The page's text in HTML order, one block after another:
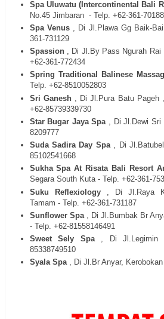
Spa Uluwatu (Intercontinental Bali
No.45 Jimbaran - Telp. +62-361-
Spa Venus
, Di Jl.Plawa Gg Baik-
361-731129
Spassion , Di Jl.By Pass Ngurah Rai
+62-361-772434
Spring Traditional Balinese
Telp. +62-8510052803
Sri Ganesh
, Di Jl.Pura Batu Pageh
+62-85739339730
Star Bugar Jaya Spa
, Di Jl.Dewi
8209777
Suda Sadira Day Spa , Di
85102541668
Sukha Spa At Risata Bali Resort
Segara South Kuta - Telp. +62-361-
Suku Reflexiology
, Di Jl.Raya
Tamam - Telp. +62-361-731187
Sunflower Spa
, Di Jl.Bumbak Br
- Telp. +62-81558146491
Sweet Sely Spa , Di Jl.Legimin
85338749510
Syala Spa , Di Jl.Br Anyar,